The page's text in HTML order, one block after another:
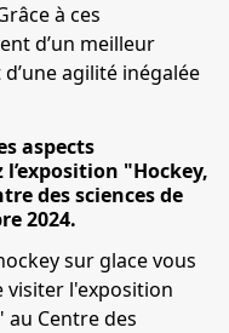
à ces
d’un meilleur
agilité inégalée
aspects
"Hockey,
des sciences de
2024.
sur glace vous
visiter l'exposition
au Centre des